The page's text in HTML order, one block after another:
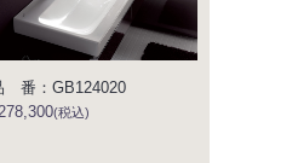
番：GB124020
(税込)